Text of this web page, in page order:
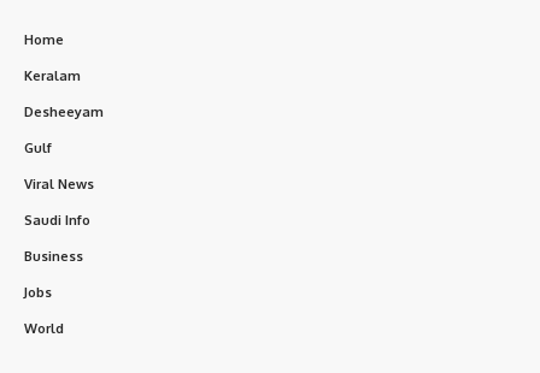
Home
Keralam
Desheeyam
Gulf
Viral News
Saudi Info
Business
Jobs
World